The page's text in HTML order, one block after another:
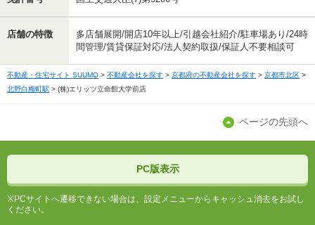
店舗の特徴
多店舗展開/開店10年以上/引越会社紹介/駐車場あり/24時
間管理/賃貸保証対応/法人契約取扱/保証人不要相談可
不動産・住宅サイト SUUMO 不動産会社を探す 京都府の不動産会社を探す
京都市北区
北野白梅町駅
(株)エリッツ立命館大学前店
ページの先頭へ
PC版表示
※PCサイトへ遷移できない場合は、設定メニューからキャッシュ消去をお試し
ください。